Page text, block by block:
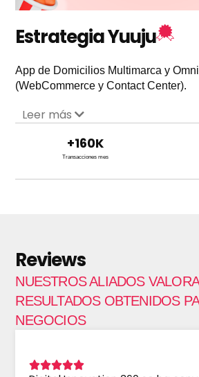
Estrategia Yuuju
App de Domicilios Multimarca y
(WebCommerce y Contact Center).
Leer más
+160K
Transacciones mes
Reviews
NUESTROS ALIADOS
RESULTADOS OBTENIDOS
NEGOCIOS